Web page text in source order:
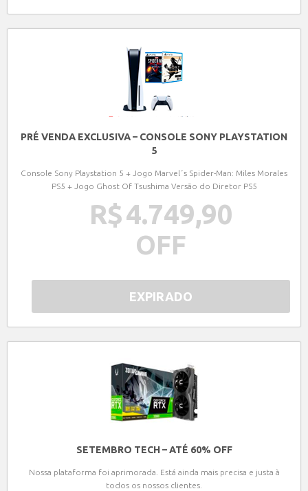
PRÉ VENDA EXCLUSIVA – CONSOLE SONY PLAYSTATION
5
Console Sony Playstation 5 + Jogo Marvel´s Spider-Man: Miles Morales
PS5 + Jogo Ghost Of Tsushima Versão do Diretor PS5
R$4.749,90
OFF
EXPIRADO
SETEMBRO TECH – ATÉ 60% OFF
Nossa plataforma foi aprimorada. Está ainda mais precisa e justa à
todos os nossos clientes.